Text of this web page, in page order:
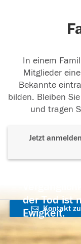
In einem
Mitglieder
Bekannte
bilden. Bleiben
und tragen
Jetzt
der Tod ist
Ewigkeit.
Kontakt